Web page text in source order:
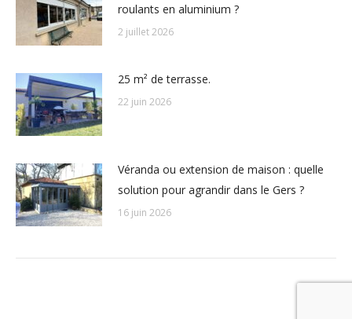
roulants en aluminium ?
2 juillet 2026
25 m² de terrasse.
22 juin 2026
Véranda ou extension de maison : quelle
solution pour agrandir dans le Gers ?
16 juin 2026